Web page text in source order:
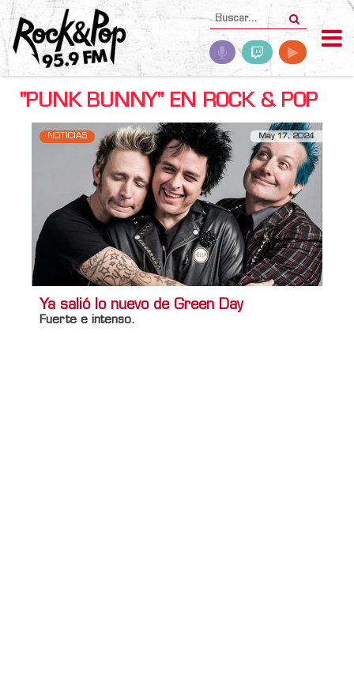
"PUNK BUNNY" EN ROCK & POP
NOTICIAS May 17, 2024
Ya salió lo nuevo de Green Day
Fuerte e intenso.